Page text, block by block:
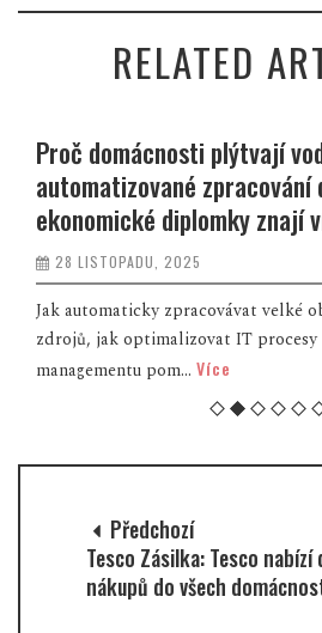
RELATED
Pomozme rodině, která
manželku
6 LISTOPADU, 2025
Sára celý život rozdávala dobro
motta „Dej a bude ti dáno.“ Byla
Beátk...Více
Předchozí
Tesco Zásilka: Tesco
nákupů do všech